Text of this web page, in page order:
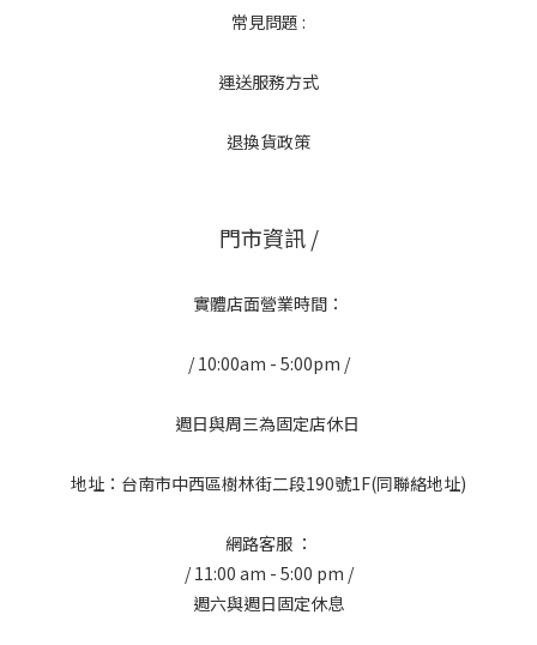
常見問題 :
運送服務方式
退換貨政策
門市資訊 /
實體店面營業時間：
/ 10:00am - 5:00pm /
週日與周三為固定店休日
地址：台南市中西區樹林街二段190號1F(同聯絡地址)
網路客服 ：
/ 11:00 am - 5:00 pm /
週六與週日固定休息